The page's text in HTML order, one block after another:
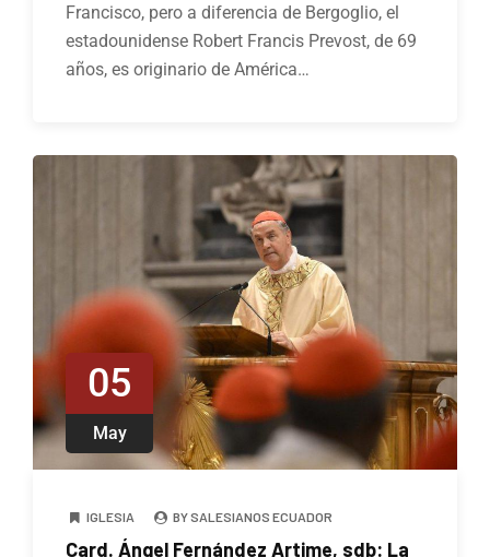
Francisco, pero a diferencia de Bergoglio, el
estadounidense Robert Francis Prevost, de 69
años, es originario de América…
05
May
IGLESIA BY SALESIANOS ECUADOR
Card. Ángel Fernández Artime, sdb: La